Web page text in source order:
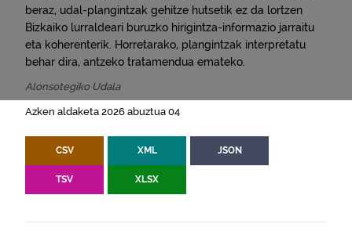
beraz, udal-plangintzak gehitze hutsetik ez da lortzen
Bizkaiko lurraldeari buruzko hirigintza-informazio jarraitu
eta koherenterik. Horretarako, plangintzak interpretatu
behar dira, antzeko tratamendua emateko.
Alonsotegiko Udala
Azken aldaketa 2026 abuztua 04
CSV XML JSON
TSV XLSX